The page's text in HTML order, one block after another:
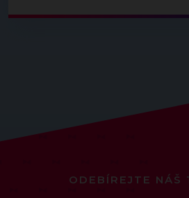
ODEBÍREJTE NÁŠ